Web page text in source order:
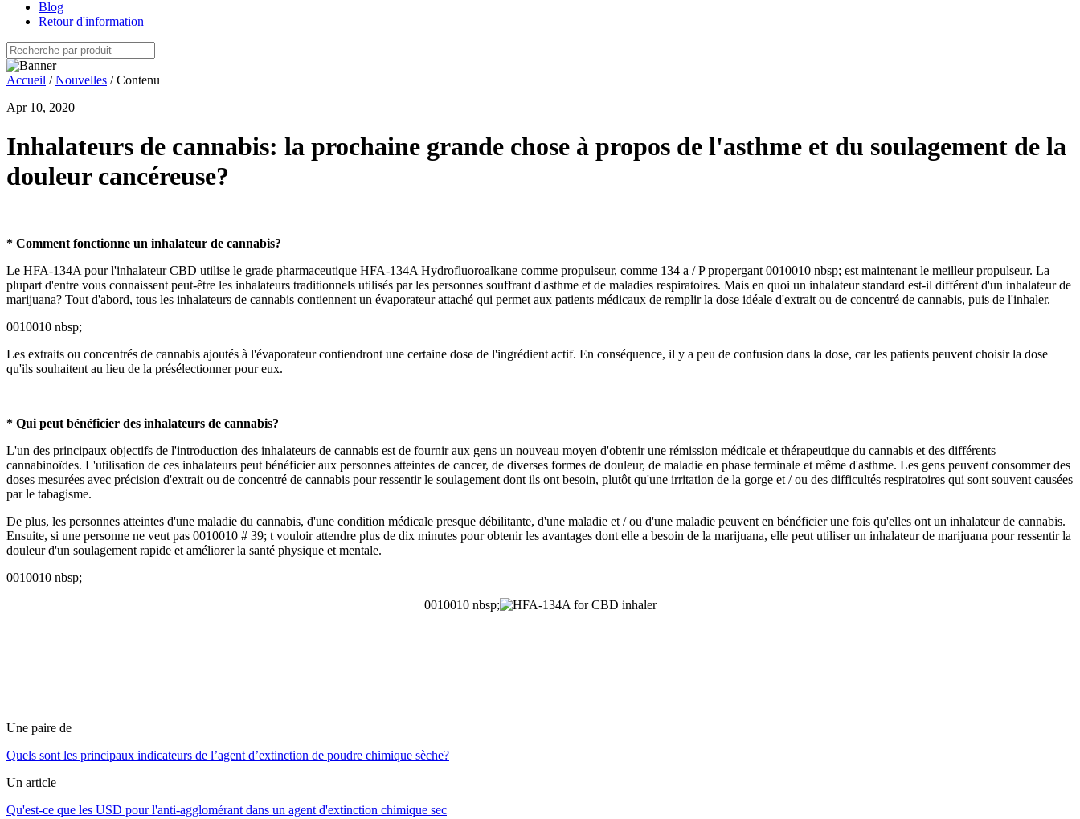
Blog
Retour d'information
Accueil /Nouvelles / Contenu
Apr 10, 2020
Inhalateurs de cannabis: la prochaine grande chose à propos de l'asthme et du soulagement de la
douleur cancéreuse?
* Comment fonctionne un inhalateur de cannabis?
Le HFA-134A pour l'inhalateur CBD utilise le grade pharmaceutique HFA-134A Hydrofluoroalkane comme propulseur, comme 134 a / P propergant 0010010 nbsp; est maintenant le meilleur propulseur. La
plupart d'entre vous connaissent peut-être les inhalateurs traditionnels utilisés par les personnes souffrant d'asthme et de maladies respiratoires. Mais en quoi un inhalateur standard est-il différent d'un inhalateur de
marijuana? Tout d'abord, tous les inhalateurs de cannabis contiennent un évaporateur attaché qui permet aux patients médicaux de remplir la dose idéale d'extrait ou de concentré de cannabis, puis de l'inhaler.
0010010 nbsp;
Les extraits ou concentrés de cannabis ajoutés à l'évaporateur contiendront une certaine dose de l'ingrédient actif. En conséquence, il y a peu de confusion dans la dose, car les patients peuvent choisir la dose
qu'ils souhaitent au lieu de la présélectionner pour eux.
* Qui peut bénéficier des inhalateurs de cannabis?
L'un des principaux objectifs de l'introduction des inhalateurs de cannabis est de fournir aux gens un nouveau moyen d'obtenir une rémission médicale et thérapeutique du cannabis et des différents
cannabinoïdes. L'utilisation de ces inhalateurs peut bénéficier aux personnes atteintes de cancer, de diverses formes de douleur, de maladie en phase terminale et même d'asthme. Les gens peuvent consommer des
doses mesurées avec précision d'extrait ou de concentré de cannabis pour ressentir le soulagement dont ils ont besoin, plutôt qu'une irritation de la gorge et / ou des difficultés respiratoires qui sont souvent causées
par le tabagisme.
De plus, les personnes atteintes d'une maladie du cannabis, d'une condition médicale presque débilitante, d'une maladie et / ou d'une maladie peuvent en bénéficier une fois qu'elles ont un inhalateur de cannabis.
Ensuite, si une personne ne veut pas 0010010 # 39; t vouloir attendre plus de dix minutes pour obtenir les avantages dont elle a besoin de la marijuana, elle peut utiliser un inhalateur de marijuana pour ressentir la
douleur d'un soulagement rapide et améliorer la santé physique et mentale.
0010010 nbsp;
0010010 nbsp;
Une paire de
Quels sont les principaux indicateurs de l’agent d’extinction de poudre chimique sèche?
Un article
Qu'est-ce que les USD pour l'anti-agglomérant dans un agent d'extinction chimique sec